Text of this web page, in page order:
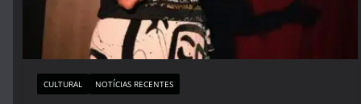
CULTURAL NOTÍCIAS RECENTES